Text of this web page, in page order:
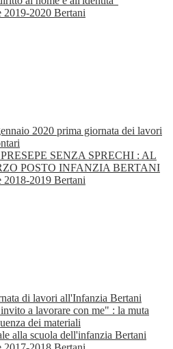
2019-2020 Bertani
2020 prima giornata dei lavori
SENZA SPRECHI : AL
POSTO INFANZIA BERTANI
2018-2019 Bertani
di lavori all'Infanzia Bertani
a lavorare con me" : la muta
dei materiali
alla scuola dell'infanzia Bertani